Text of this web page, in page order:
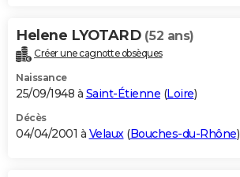
Helene LYOTARD (52 ans)
Créer une cagnotte obsèques
Naissance
25/09/1948 à Saint-Étienne (Loire)
Décès
04/04/2001 à Velaux(Bouches-du-Rhône)